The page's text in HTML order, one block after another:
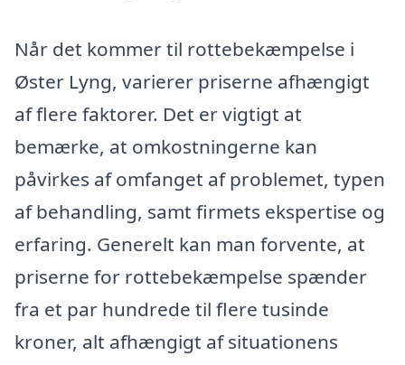
Når det kommer til rottebekæmpelse i
Øster Lyng, varierer priserne afhængigt
af flere faktorer. Det er vigtigt at
bemærke, at omkostningerne kan
påvirkes af omfanget af problemet, typen
af behandling, samt firmets ekspertise og
erfaring. Generelt kan man forvente, at
priserne for rottebekæmpelse spænder
fra et par hundrede til flere tusinde
kroner, alt afhængigt af situationens